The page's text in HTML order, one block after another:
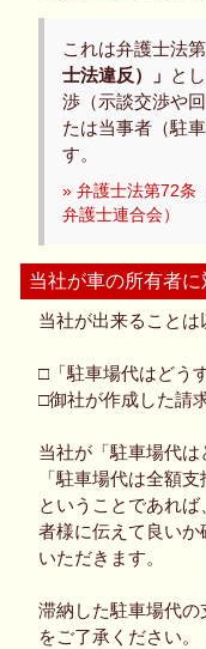
これは弁護士法
士法違反）」 と
渉（示談交渉や
たは当事者（駐
す。
» 弁護士法第72条
弁護士連合会）
当社が車の所有者
当社が出来ることは
□「駐車場代はどう
□御社が作成した請
当社が「駐車場代は
「駐車場代は全額
ということであれ
者様に伝えて良い
いただきます。
滞納した駐車場代の
をご了承ください。